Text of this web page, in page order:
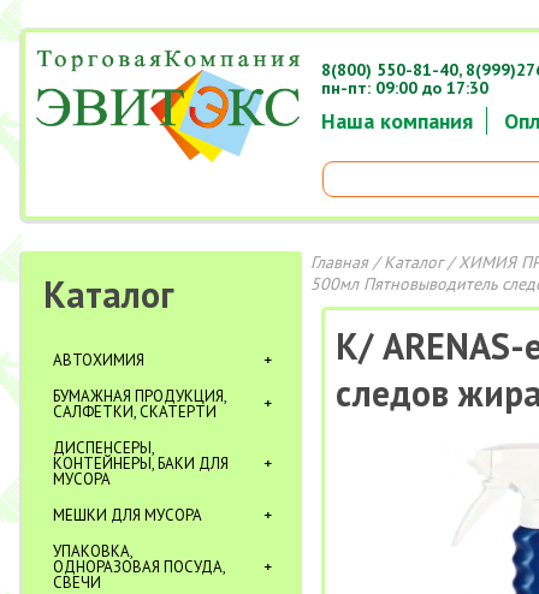
Наша компания
8(800) 550-81-40,
пн-пт: 09:00 до 17:30
Каталог
АВТОХИМИЯ
БУМАЖНАЯ ПРОДУКЦИЯ,
САЛФЕТКИ, СКАТЕРТИ
ДИСПЕНСЕРЫ,
КОНТЕЙНЕРЫ, БАКИ ДЛЯ
МУСОРА
МЕШКИ ДЛЯ МУСОРА
УПАКОВКА,
ОДНОРАЗОВАЯ ПОСУДА,
СВЕЧИ
Главная/Каталог/ХИМИЯ
500мл Пятновыводитель
К/
следов